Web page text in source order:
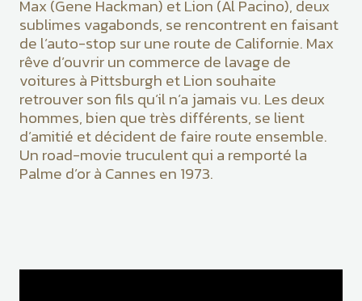
Max (Gene Hackman) et Lion (Al Pacino), deux
sublimes vagabonds, se rencontrent en faisant
de l’auto-stop sur une route de Californie. Max
rêve d’ouvrir un commerce de lavage de
voitures à Pittsburgh et Lion souhaite
retrouver son fils qu’il n’a jamais vu. Les deux
hommes, bien que très différents, se lient
d’amitié et décident de faire route ensemble.
Un road-movie truculent qui a remporté la
Palme d’or à Cannes en 1973.